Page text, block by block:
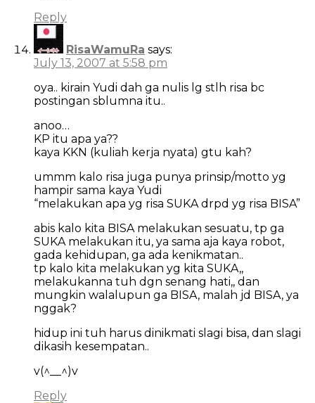
Reply
RisaWamuRa says:
July 13, 2007 at 5:58 pm
oya.. kirain Yudi dah ga nulis lg stlh risa bc
postingan sblumna itu..
anoo…
KP itu apa ya??
kaya KKN (kuliah kerja nyata) gtu kah?
ummm kalo risa juga punya prinsip/motto yg
hampir sama kaya Yudi
“melakukan apa yg risa SUKA drpd yg risa BISA”
abis kalo kita BISA melakukan sesuatu, tp ga
SUKA melakukan itu, ya sama aja kaya robot,
gada kehidupan, ga ada kenikmatan..
tp kalo kita melakukan yg kita SUKA,,
melakukanna tuh dgn senang hati,, dan
mungkin walalupun ga BISA, malah jd BISA, ya
nggak?
hidup ini tuh harus dinikmati slagi bisa, dan slagi
dikasih kesempatan..
v(^__^)v
Reply